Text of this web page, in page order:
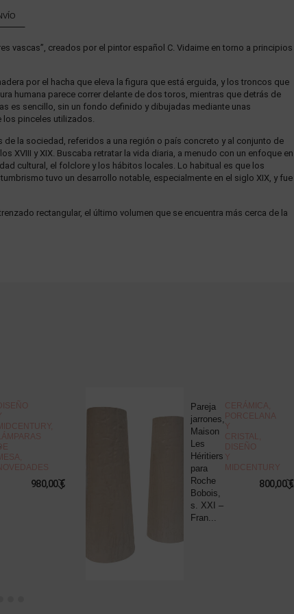
vascas”, creados por el pintor español C. Vidaime en torno a principios
por el hacha que eleva la figura que está erguida, y los troncos que
humana parece correr delante de dos toros, mientras que detrás de
es sencillo, sin un fondo definido y dibujadas mediante unas
pinceles utilizados.
la sociedad, referidos a una región o país concreto y al conjunto de
XVIII y XIX. Buscaba retratar la vida diaria, a menudo con un enfoque en
cultural, el folclore y los hábitos locales. Lo habitual es que los
tuvo un desarrollo notable, especialmente en el siglo XIX, y fue
rectangular, el último volumen que se encuentra más cerca de la
,
,
NOVEDADES
980,00€
Pareja
jarrones,
Maison
Les
Héritiers
para
Roche
Bobois,
s. XXI –
Fran...
CERÁMICA,
PORCELANA
Y
CRISTAL,
DISEÑO
Y
MIDCENTURY
800,00€